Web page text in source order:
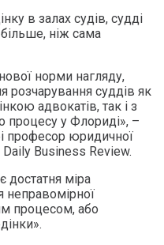
в залах судів, судді
ніж сама
норми нагляду,
розчарування суддів як
адвокатів, так і з
процесу у Флориді», –
професор юридичної
Business Review.
достатня міра
неправомірної
процесом, або